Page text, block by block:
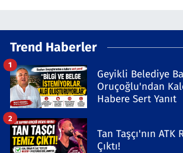
Trend Haberler
Geyikli Belediye
Oruçoğlu'ndan
Habere Sert Yanıt
1
Tan Taşçı'nın ATK
Çıktı!
2